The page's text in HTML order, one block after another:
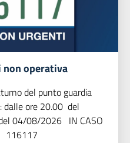
non operativa
del punto guardia
dalle ore 20.00 del
04/08/2026 IN CASO
116117